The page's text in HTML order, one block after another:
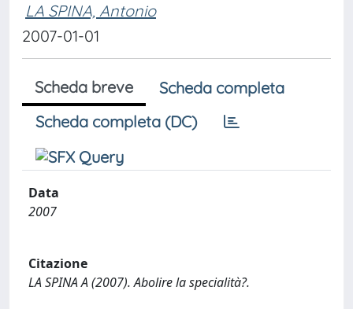
LA SPINA, Antonio
2007-01-01
Scheda breve
Scheda completa
Scheda completa (DC)
Data
2007
Citazione
LA SPINA A (2007). Abolire la specialità?.